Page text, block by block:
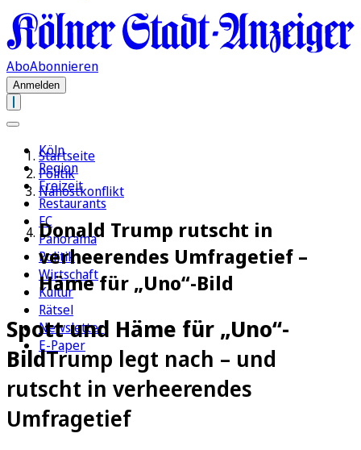
AboAbonnieren
Anmelden
Köln
Region
Freizeit
Restaurants
FC
Panorama
Politik
Wirtschaft
Kultur
Rätsel
Newsletter
E-Paper
Startseite
Politik
Nahostkonflikt
Donald Trump rutscht in
verheerendes Umfragetief –
Häme für „Uno“-Bild
Spott und Häme für „Uno“-
BildTrump legt nach – und
rutscht in verheerendes
Umfragetief